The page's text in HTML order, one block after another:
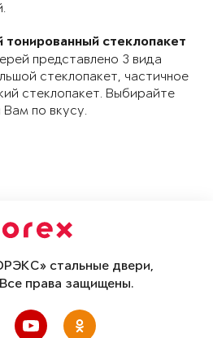
стеклопакет
представлено 3 вида
стеклопакет, частичное
стеклопакет. Выбирайте
по вкусу.
стальные двери,
права защищены.